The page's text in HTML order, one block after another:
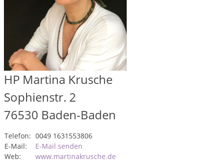
HP Martina Krusche
Sophienstr. 2
76530 Baden-Baden
Telefon: 0049 1631553806
E-Mail:
E-Mail senden
Web:
www.martinakrusche.de